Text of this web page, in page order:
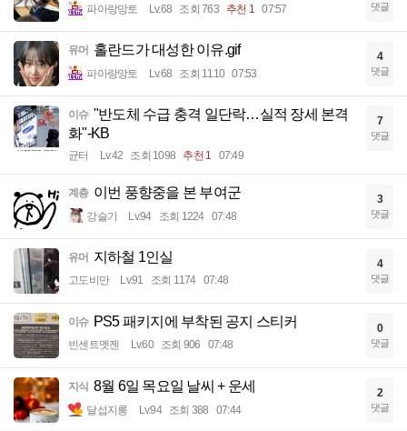
파아랑망토 Lv.68 조회 763 추천 1 07:57 댓글
유머 홀란드가 대성한 이유.gif
파아랑망토 Lv.68 조회 1110 07:53
4
댓글
이슈 "반도체 수급 충격 일단락…실적 장세 본격
화"-KB
균터 Lv.42 조회 1098 추천 1 07:49
7
댓글
계층 이번 풍향중을 본 부여군
강슬기 Lv.94 조회 1224 07:48
3
댓글
유머 지하철 1인실
고도비만 Lv.91 조회 1174 07:48
4
댓글
이슈 PS5 패키지에 부착된 공지 스티커
빈센트멧젠 Lv.60 조회 906 07:48
0
댓글
지식 8월 6일 목요일 날씨 + 운세
달섭지롱 Lv.94 조회 388 07:44
2
댓글